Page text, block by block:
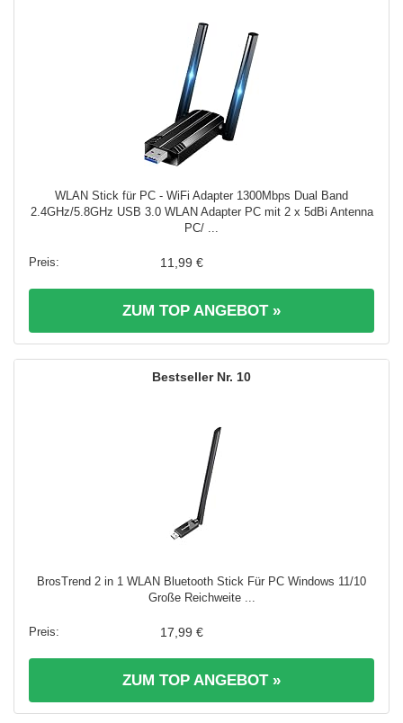
WLAN Stick für PC - WiFi Adapter 1300Mbps Dual Band
2.4GHz/5.8GHz USB 3.0 WLAN Adapter PC mit 2 x 5dBi Antenna
PC/ ...
11,99 €
ZUM TOP ANGEBOT »
10
BrosTrend 2 in 1 WLAN Bluetooth Stick Für PC Windows 11/10
Große Reichweite ...
17,99 €
ZUM TOP ANGEBOT »